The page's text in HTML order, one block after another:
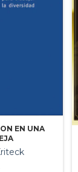
EN UNA